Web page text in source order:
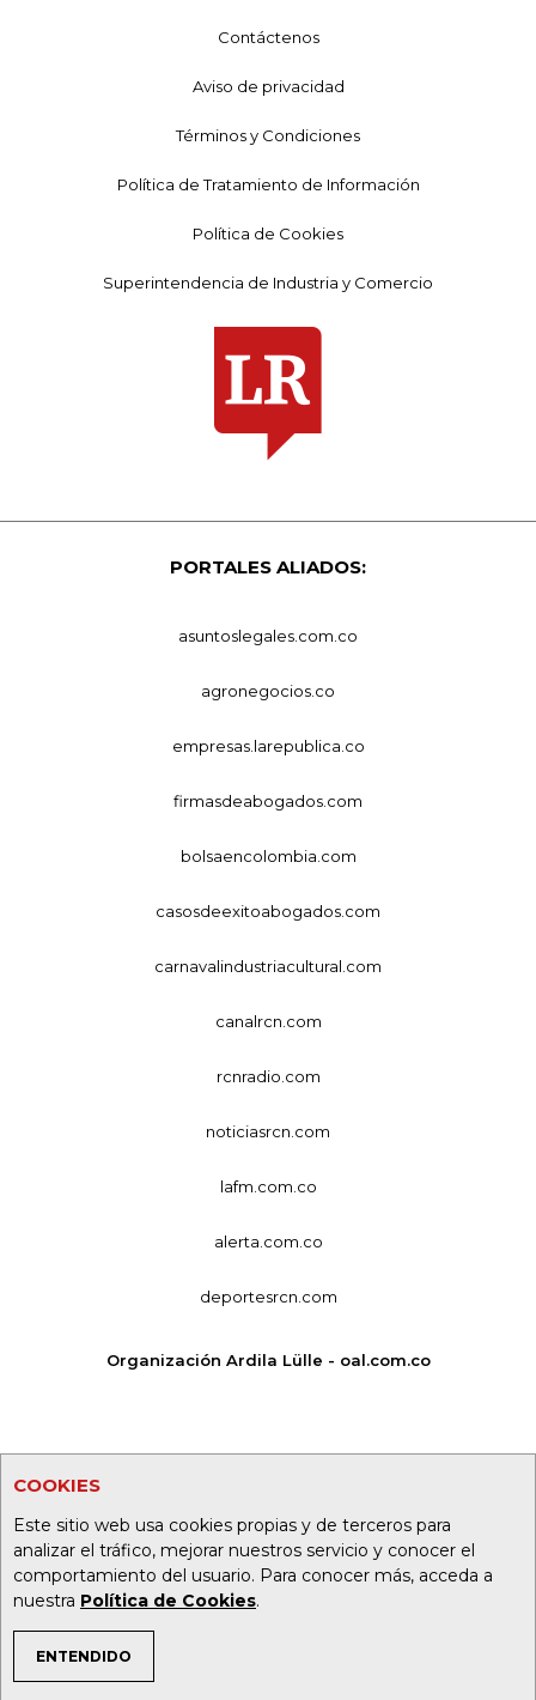
COOKIES
Este sitio web usa cookies propias y de terceros para
analizar el tráfico, mejorar nuestros servicio y conocer el
comportamiento del usuario. Para conocer más, acceda a
nuestra Política de Cookies.
ENTENDIDO
TEMAS DE INTERÉS
Contáctenos
Aviso de privacidad
Términos y Condiciones
Política de Tratamiento de Información
Política de Cookies
Superintendencia de Industria y Comercio
PORTALES ALIADOS:
asuntoslegales.com.co
agronegocios.co
empresas.larepublica.co
firmasdeabogados.com
bolsaencolombia.com
casosdeexitoabogados.com
carnavalindustriacultural.com
canalrcn.com
rcnradio.com
noticiasrcn.com
lafm.com.co
alerta.com.co
deportesrcn.com
Organización Ardila Lülle - oal.com.co